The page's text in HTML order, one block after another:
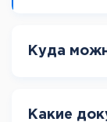
Куда
Какие